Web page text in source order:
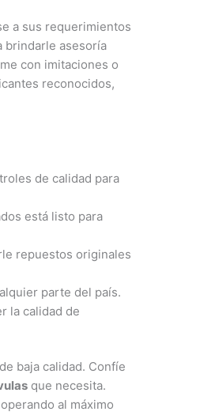
a sus requerimientos
brindarle asesoría
con imitaciones o
reconocidos,
de calidad para
está listo para
repuestos originales
parte del país.
la calidad de
baja calidad. Confíe
que necesita.
al máximo